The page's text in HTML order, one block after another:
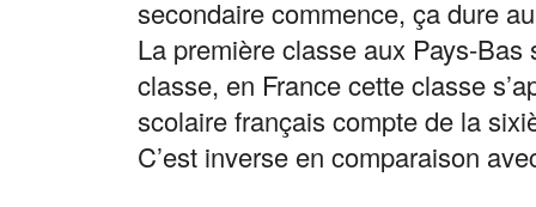
secondaire commence, ça dure
La première classe aux Pays-Bas
classe, en France cette classe
scolaire français compte de la
C’est inverse en comparaison